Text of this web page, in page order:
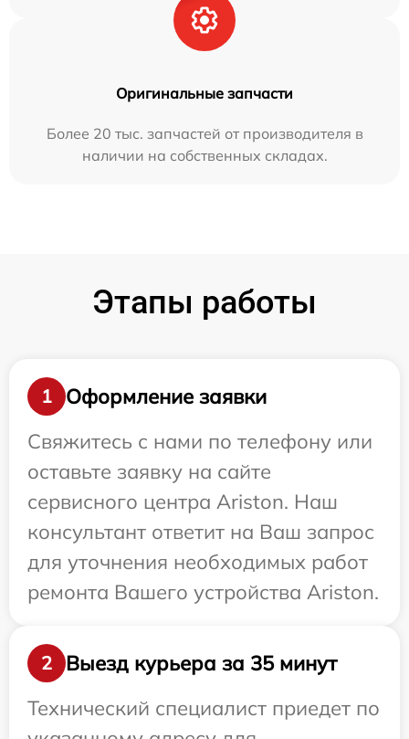
Оригинальные запчасти
Более 20 тыс. запчастей от производителя в
наличии на собственных складах.
Этапы работы
1
Оформление заявки
Свяжитесь с нами по телефону или
оставьте заявку на сайте
сервисного центра Ariston. Наш
консультант ответит на Ваш запрос
для уточнения необходимых работ
ремонта Вашего устройства Ariston.
2
Выезд курьера за 35 минут
Технический специалист приедет по